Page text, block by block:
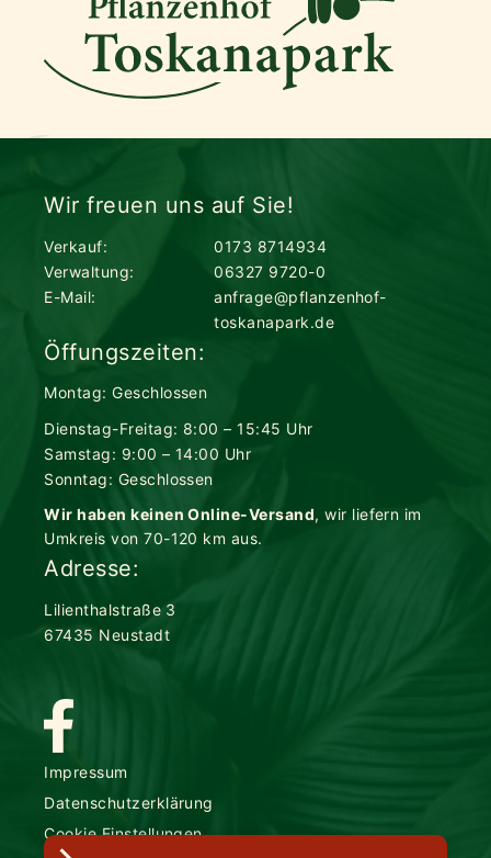
Wir freuen uns auf Sie!
Verkauf:
0173 8714934
Verwaltung:
06327 9720-0
E-Mail:
anfrage@pflanzenhof-
toskanapark.de
Öffungszeiten:
Montag: Geschlossen
Dienstag-Freitag: 8:00 – 15:45 Uhr
Samstag: 9:00 – 14:00 Uhr
Sonntag: Geschlossen
Wir haben keinen Online-Versand, wir liefern im
Umkreis von 70-120 km aus.
Adresse:
Lilienthalstraße 3
67435 Neustadt
Impressum
Datenschutzerklärung
Cookie Einstellungen